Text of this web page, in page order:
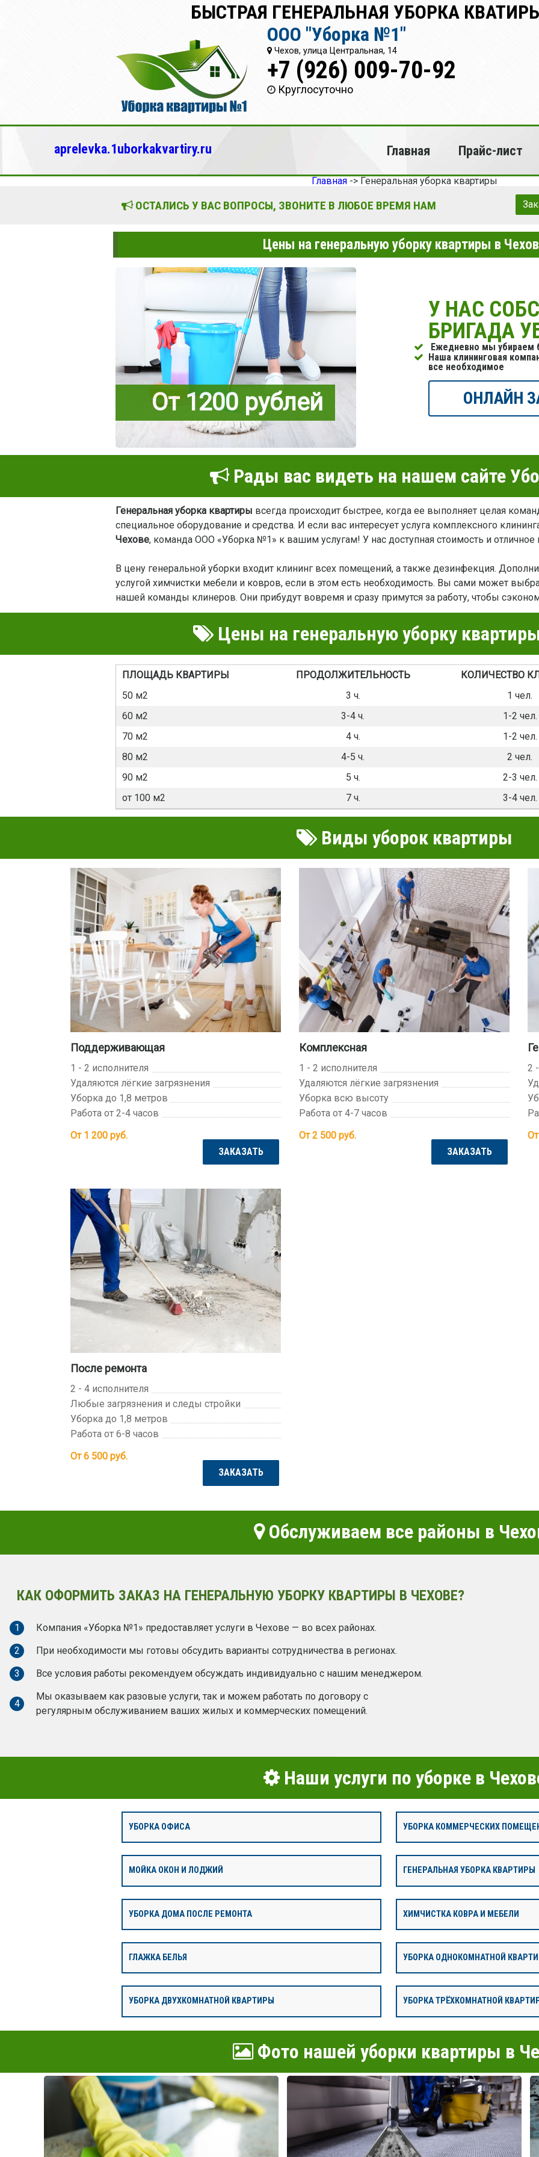
БЫСТРАЯ ГЕНЕРАЛЬНАЯ УБОРКА
ООО "Уборка №1"
Чехов, улица Центральная, 14
+7 (926) 009-70-92
Круглосуточно
aprelevka.1uborkakvartiry.ru Главная Прайс-лист
Главная-> Генеральная уборка квартиры
ОСТАЛИСЬ У ВАС ВОПРОСЫ, ЗВОНИТЕ В ЛЮБОЕ ВРЕМЯ НАМ
Цены на генеральную уборку квартиры в
От 1200 рублей
У НАС
БРИГАДА
Ежедневно мы убираем
Наша клининговая
все необходимое
ОНЛАЙН
Рады вас видеть на нашем сайте
Генеральная уборка квартиры всегда происходит быстрее, когда ее выполняет целая
специальное оборудование и средства. И если вас интересует услуга комплексного
Чехове, команда ООО «Уборка №1» к вашим услугам! У нас доступная стоимость и отличное
В цену генеральной уборки входит клининг всех помещений, а также дезинфекция.
услугой химчистки мебели и ковров, если в этом есть необходимость. Вы сами может
нашей команды клинеров. Они прибудут вовремя и сразу примутся за работу, чтобы
Цены на генеральную уборку
ПЛОЩАДЬ КВАРТИРЫ ПРОДОЛЖИТЕЛЬНОСТЬ
КОЛИЧЕСТВО
50 м2
3 ч.
1 чел.
60 м2
3-4 ч.
1-2 чел.
70 м2
4 ч.
1-2 чел.
80 м2
4-5 ч.
2 чел.
90 м2
5 ч.
2-3 чел.
от 100 м2
7 ч. 3-4 чел.
Виды уборок квартиры
Поддерживающая
1 - 2 исполнителя
Удаляются лёгкие загрязнения
Уборка до 1,8 метров
Работа от 2-4 часов
От 1 200 руб.
ЗАКАЗАТЬ
Комплексная
1 - 2 исполнителя
Удаляются лёгкие загрязнения
Уборка всю высоту
Работа от 4-7 часов
От 2 500руб.
ЗАКАЗАТЬ
2
После ремонта
2 - 4 исполнителя
Любые загрязнения и следы стройки
Уборка до 1,8 метров
Работа от 6-8 часов
От 6 500 руб.
ЗАКАЗАТЬ
Обслуживаем все районы в
КАК ОФОРМИТЬ ЗАКАЗ НА ГЕНЕРАЛЬНУЮ УБОРКУ КВАРТИРЫ В ЧЕХОВЕ?
1
Компания «Уборка №1» предоставляет услуги в Чехове — во всех районах.
2
При необходимости мы готовы обсудить варианты сотрудничества в регионах.
3
Все условия работы рекомендуем обсуждать индивидуально с нашим менеджером.
4
Мы оказываем как разовые услуги, так и можем работать по договору с
регулярным обслуживанием ваших жилых и коммерческих помещений.
Наши услуги по уборке в
УБОРКА ОФИСА УБОРКА КОММЕРЧЕСКИХ
МОЙКА ОКОН И ЛОДЖИЙ ГЕНЕРАЛЬНАЯ УБОРКА КВАРТИРЫ
УБОРКА ДОМА ПОСЛЕ РЕМОНТА ХИМЧИСТКА КОВРА И МЕБЕЛИ
ГЛАЖКА БЕЛЬЯ УБОРКА ОДНОКОМНАТНОЙ
УБОРКА ДВУХКОМНАТНОЙ КВАРТИРЫ УБОРКА ТРЁХКОМНАТНОЙ
Фото нашей уборки квартиры в